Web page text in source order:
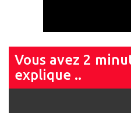
Vous avez 2
explique ..